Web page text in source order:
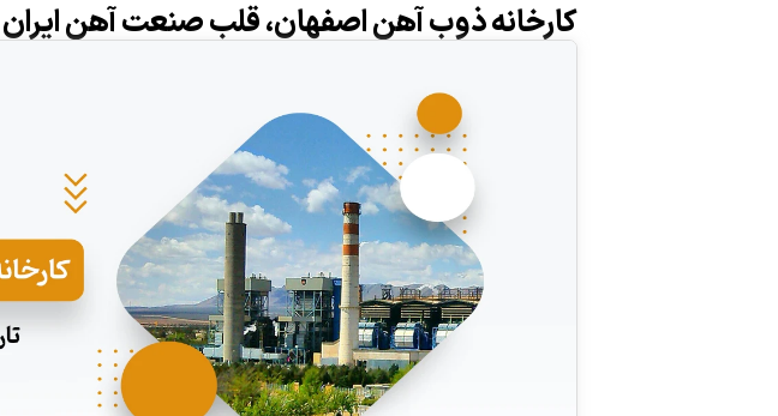
کارخانه ذوب آهن اصفهان، قلب صنعت آهن ایران